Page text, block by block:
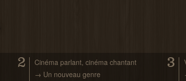
Cinéma parlant, cinéma chantant
2
→ Un nouveau genre
3